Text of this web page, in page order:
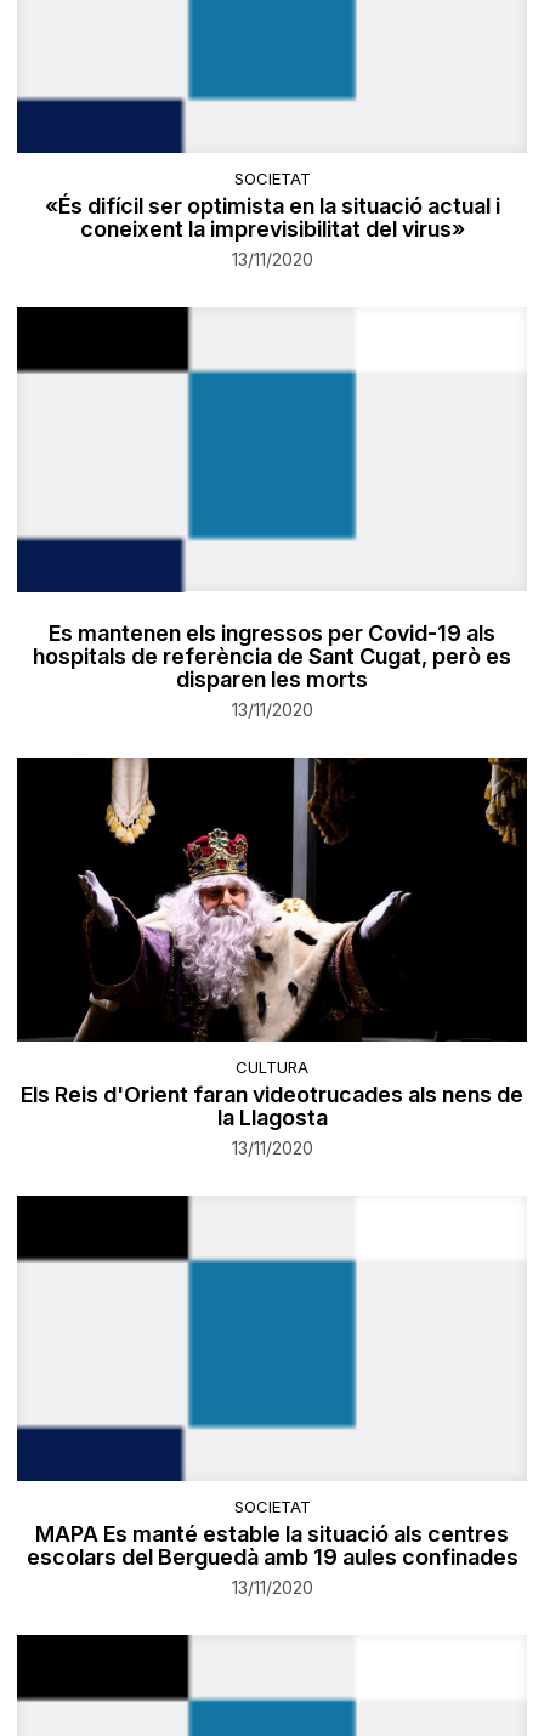
SOCIETAT
«És difícil ser optimista en la situació actual i
coneixent la imprevisibilitat del virus»
13/11/2020
Es mantenen els ingressos per Covid-19 als
hospitals de referència de Sant Cugat, però es
disparen les morts
13/11/2020
CULTURA
Els Reis d'Orient faran videotrucades als nens de
la Llagosta
13/11/2020
SOCIETAT
MAPA Es manté estable la situació als centres
escolars del Berguedà amb 19 aules confinades
13/11/2020